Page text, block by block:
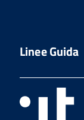
Linee Guida